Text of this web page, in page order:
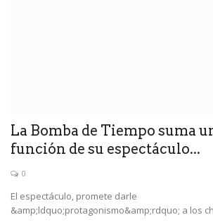
La Bomba de Tiempo suma
función de su espectáculo...
0
El espectáculo, promete darle
&amp;ldquo;protagonismo&amp;rdquo; a los